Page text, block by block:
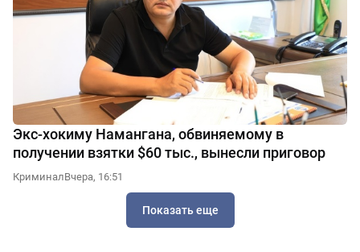
Экс-хокиму Намангана, обвиняемому в
получении взятки $60 тыс., вынесли приговор
КриминалВчера, 16:51
Показать еще